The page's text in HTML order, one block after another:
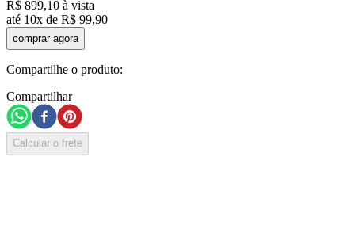
R$ 899,10 à vista
até 10x de R$ 99,90
comprar agora
Compartilhe o produto:
Compartilhar
Calcular o frete